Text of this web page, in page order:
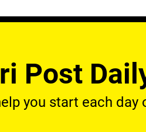
Post
you start each day